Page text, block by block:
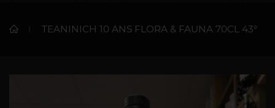
TEANINICH 10 ANS FLORA & FAUNA 70CL 43°